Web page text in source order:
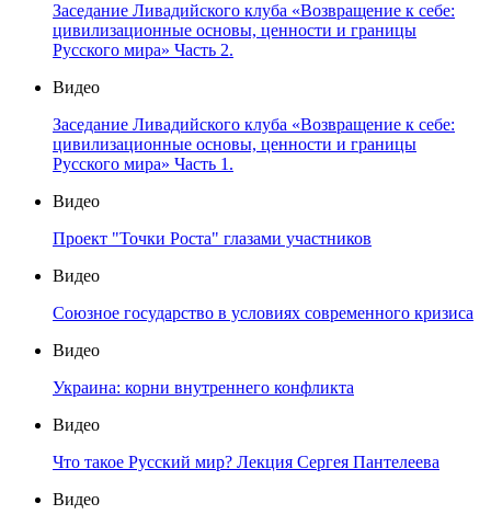
Заседание Ливадийского клуба «Возвращение к себе:
цивилизационные основы, ценности и границы
Русского мира» Часть 2.
Видео
Заседание Ливадийского клуба «Возвращение к себе:
цивилизационные основы, ценности и границы
Русского мира» Часть 1.
Видео
Проект "Точки Роста" глазами участников
Видео
Союзное государство в условиях современного кризиса
Видео
Украина: корни внутреннего конфликта
Видео
Что такое Русский мир? Лекция Сергея Пантелеева
Видео